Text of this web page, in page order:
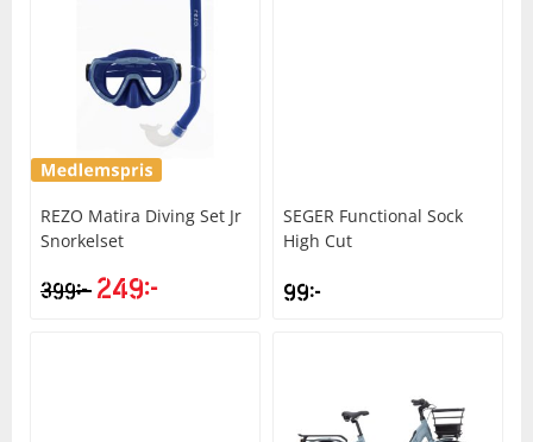
REZO Matira Diving Set Jr
Snorkelset
399kr 249kr
SEGER Functional Sock
High Cut
99kr